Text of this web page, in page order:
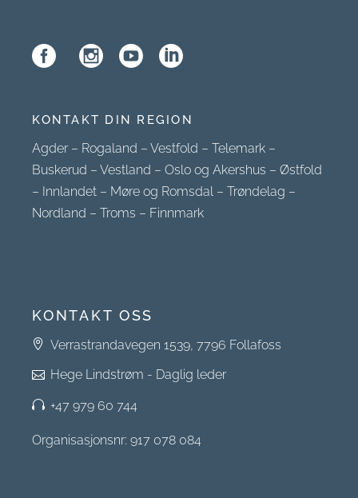
KONTAKT DIN REGION
Agder– Rogaland –Vestfold –Telemark –
Buskerud –Vestland –Oslo og Akershus –Østfold
– Innlandet – Møre og Romsdal –Trøndelag –
Nordland –Troms – Finnmark
KONTAKT OSS
Verrastrandavegen 1539, 7796 Follafoss
Hege Lindstrøm - Daglig leder
+47 979 60 744
Organisasjonsnr: 917 078 084